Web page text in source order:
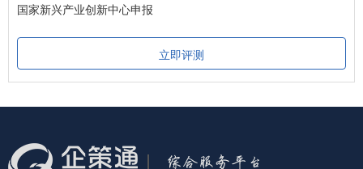
国家新兴产业创新中心申报
立即评测